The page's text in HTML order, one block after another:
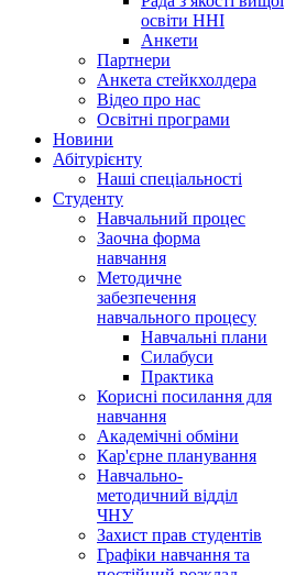
освіти ННІ
Анкети
Партнери
Анкета стейкхолдера
Відео про нас
Освітні програми
Hовини
Абітурієнту
Наші спеціальності
Студенту
Навчальний процес
Заочна форма
навчання
Методичне
забезпечення
навчального процесу
Навчальні плани
Силабуси
Практика
Корисні посилання для
навчання
Академічні обміни
Кар'єрне планування
Навчально-
методичний відділ
ЧНУ
Захист прав студентів
Графіки навчання та